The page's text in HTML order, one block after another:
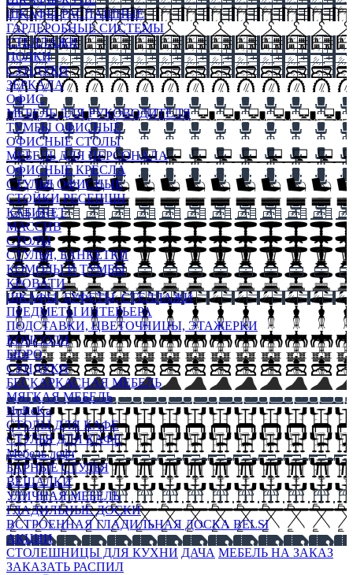
ШКАФЫ-РАСПАШНЫЕ
ГАРДЕРОБНЫЕ СИСТЕМЫ
СТЕЛЛАЖИ
ПОЛКИ
СУНДУКИ
ЗЕРКАЛА
ОФИС
МЕБЕЛЬ ДЛЯ РУКОВОДИТЕЛЯ
ТУМБЫ ОФИСНЫЕ
ОФИСНЫЕ СТОЛЫ
МЕБЕЛЬ ДЛЯ ПЕРСОНАЛА
ОФИСНЫЕ КРЕСЛА
СТУЛЬЯ ОФИСНЫЕ
СТОЙКИ РЕСЕПШН
КАБИНЕТ
МАССИВ
СТОЛЫ
СТУЛЬЯ, БАНКЕТКИ
КОМОДЫ И ТУМБЫ
КРОВАТИ
ШКАФЫ, БУФЕТЫ, СТЕЛЛАЖИ
ПРЕДМЕТЫ ИНТЕРЬЕРА
ПОДСТАВКИ, ЦВЕТОЧНИЦЫ, ЭТАЖЕРКИ
КОНСОЛИ
БЮРО
СУНДУКИ
БЕСКАРКАСНАЯ МЕБЕЛЬ
МЯГКАЯ МЕБЕЛЬ
HoReKa
СТОЛЫ ДЛЯ КАФЕ
СТУЛЬЯ ДЛЯ КАФЕ
Мебель лофт
БАРНЫЕ СТУЛЬЯ
ВЕШАЛКИ
УЛИЧНАЯ МЕБЕЛЬ
ГЛАДИЛЬНЫЕ ДОСКИ
ВСТРОЕННАЯ ГЛАДИЛЬНАЯ ДОСКА BELSI
АКЦИИ
СТОЛЕШНИЦЫ ДЛЯ КУХНИ ДАЧА МЕБЕЛЬ НА ЗАКАЗ
ЗАКАЗАТЬ РАСПИЛ